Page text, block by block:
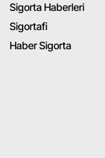
Sigorta Haberleri
Sigortafi
Haber Sigorta